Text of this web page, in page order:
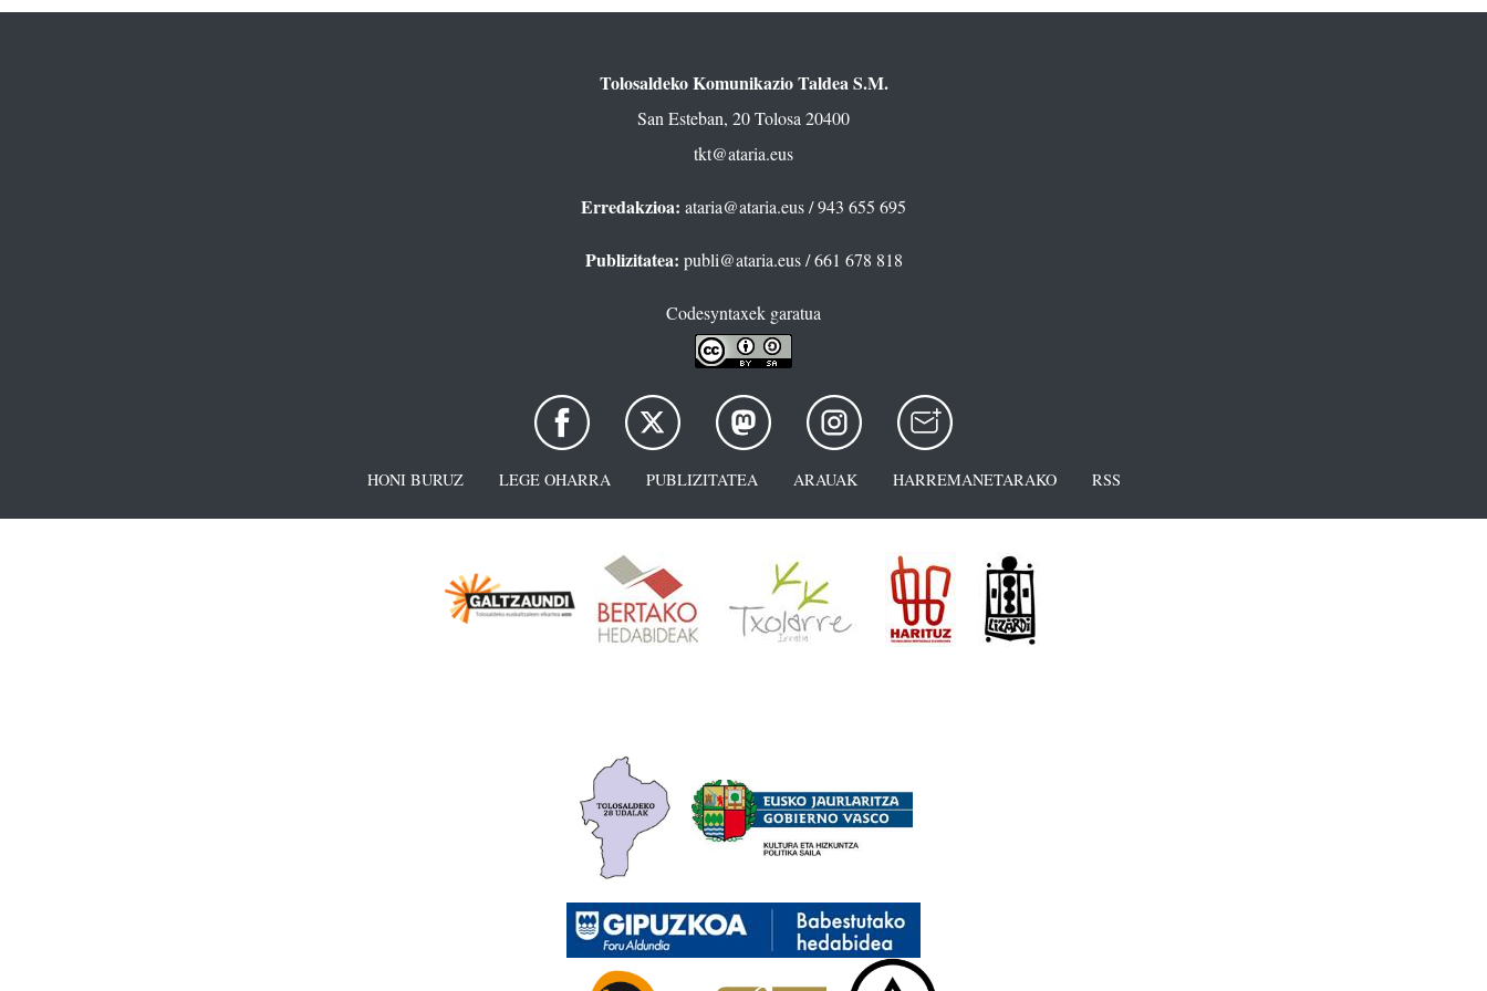
Tolosaldeko Komunikazio Taldea S.M.
San Esteban, 20 Tolosa 20400
tkt@ataria.eus
Erredakzioa: ataria@ataria.eus/ 943 655 695
Publizitatea: publi@ataria.eus/ 661 678 818
Codesyntaxek garatua
HONI BURUZ LEGE OHARRA PUBLIZITATEA ARAUAK HARREMANETARAKO RSS